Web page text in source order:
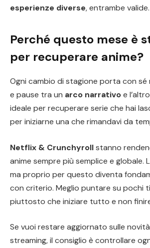
esperienze diverse, entrambe valide.
Perché questo mese è
per recuperare anime?
Ogni cambio di stagione porta con sé
e pause tra un arco narrativoe
ideale per recuperare serie che hai
per iniziarne una che rimandavi da
Netflix & Crunchyrollstanno
anime sempre più semplice e globale.
ma proprio per questo diventa
con criterio. Meglio puntare su pochi
piuttosto che iniziare tutto e non
Se vuoi restare aggiornato sulle
streaming, il consiglio è controllare